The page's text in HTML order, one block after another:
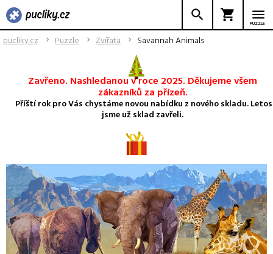
PUZZLE
pucliky.cz Puzzle Zvířata Savannah Animals
Zavřeno. Nashledanou v roce 2025. Děkujeme všem
zákazníků za přízeň.
Příští rok pro Vás chystáme novou nabídku z nového skladu. Letos
jsme už sklad zavřeli.